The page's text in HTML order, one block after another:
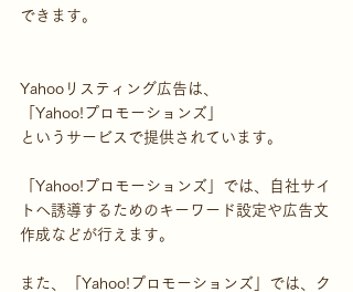
できます。
Yahooリスティング広告は、
「Yahoo!プロモーションズ」
というサービスで提供されています。
「Yahoo!プロモーションズ」では、自社サイ
トへ誘導するためのキーワード設定や広告文
作成などが行えます。
また、「Yahoo!プロモーションズ」では、ク